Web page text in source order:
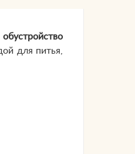
обустройство
для питья,